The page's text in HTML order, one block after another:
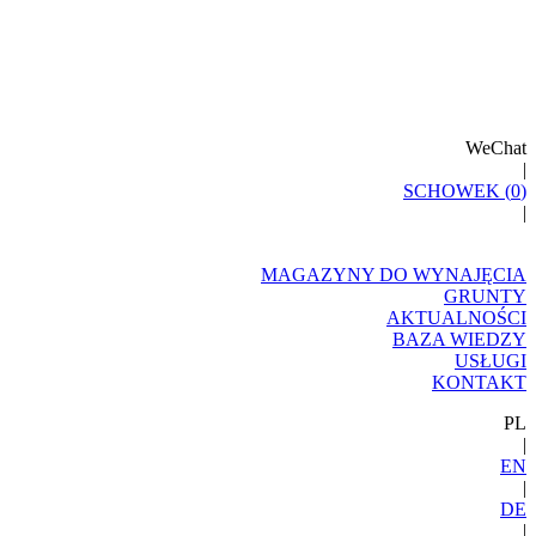
WeChat
|
SCHOWEK (0)
|
MAGAZYNY DO WYNAJĘCIA
GRUNTY
AKTUALNOŚCI
BAZA WIEDZY
USŁUGI
KONTAKT
PL
|
EN
|
DE
|